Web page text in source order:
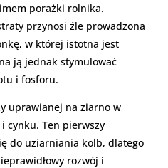
porażki rolnika.
przynosi źle prowadzona
w której istotna jest
ją jednak stymulować
i fosforu.
uprawianej na ziarno w
cynku. Ten pierwszy
do uziarniania kolb, dlatego
rozwój i